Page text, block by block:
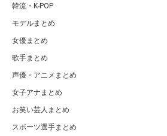
韓流・K-POP
モデルまとめ
女優まとめ
歌手まとめ
声優・アニメまとめ
女子アナまとめ
お笑い芸人まとめ
スポーツ選手まとめ